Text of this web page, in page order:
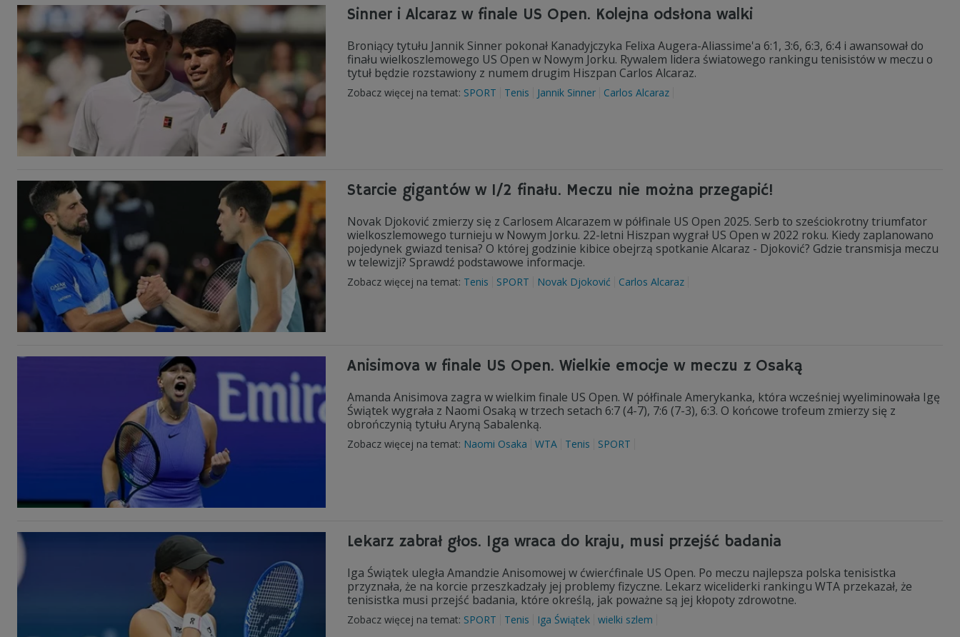
Sinner i Alcaraz w finale US Open. Kolejna odsłona walki
Broniący tytułu Jannik Sinner pokonał Kanadyjczyka Felixa Augera-Aliassime'a 6:1, 3:6, 6:3, 6:4 i awansował do
finału wielkoszlemowego US Open w Nowym Jorku. Rywalem lidera światowego rankingu tenisistów w meczu o
tytuł będzie rozstawiony z numem drugim Hiszpan Carlos Alcaraz.
Zobacz więcej na temat: SPORT Tenis Jannik Sinner Carlos Alcaraz
Starcie gigantów w 1/2 finału. Meczu nie można przegapić!
Novak Djoković zmierzy się z Carlosem Alcarazem w półfinale US Open 2025. Serb to sześciokrotny triumfator
wielkoszlemowego turnieju w Nowym Jorku. 22-letni Hiszpan wygrał US Open w 2022 roku. Kiedy zaplanowano
pojedynek gwiazd tenisa? O której godzinie kibice obejrzą spotkanie Alcaraz - Djoković? Gdzie transmisja meczu
w telewizji? Sprawdź podstawowe informacje.
Zobacz więcej na temat: Tenis SPORT Novak Djoković Carlos Alcaraz
Anisimova w finale US Open. Wielkie emocje w meczu z Osaką
Amanda Anisimova zagra w wielkim finale US Open. W półfinale Amerykanka, która wcześniej wyeliminowała Igę
Świątek wygrała z Naomi Osaką w trzech setach 6:7 (4-7), 7:6 (7-3), 6:3. O końcowe trofeum zmierzy się z
obrończynią tytułu Aryną Sabalenką.
Zobacz więcej na temat: Naomi Osaka WTA Tenis SPORT
Lekarz zabrał głos. Iga wraca do kraju, musi przejść badania
Iga Świątek uległa Amandzie Anisomowej w ćwierćfinale US Open. Po meczu najlepsza polska tenisistka
przyznała, że na korcie przeszkadzały jej problemy fizyczne. Lekarz wiceliderki rankingu WTA przekazał, że
tenisistka musi przejść badania, które określą, jak poważne są jej kłopoty zdrowotne.
Zobacz więcej na temat: SPORT Tenis Iga Świątek wielki szlem